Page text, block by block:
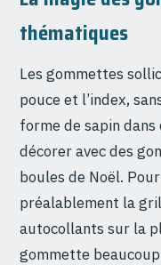
thématiques
Les gommettes
pouce et l’index,
forme de sapin
décorer avec des
boules de Noël.
préalablement la
autocollants sur la
gommette